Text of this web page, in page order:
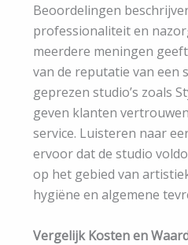
Beoordelingen
professionaliteit en
meerdere meningen
van de reputatie van een
geprezen studio’s zoals
geven klanten
service. Luisteren naar
ervoor dat de studio
op het gebied van
hygiëne en algemene
Vergelijk Kosten en